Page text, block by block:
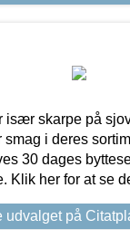
især skarpe på
smag i deres
30 dages
Klik her for at se
udvalget på